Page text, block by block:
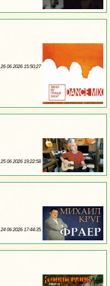
26 06 2026 15:50:27
25 06 2026 19:22:58
24 06 2026 17:44:35